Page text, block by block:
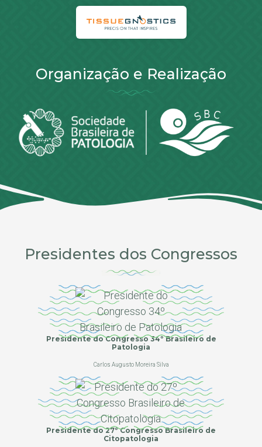
Organização e Realização
Presidentes dos Congressos
Presidente do Congresso 34º Brasileiro de
Patologia
Carlos Augusto Moreira Silva
Presidente do 27º Congresso Brasileiro de
Citopatologia